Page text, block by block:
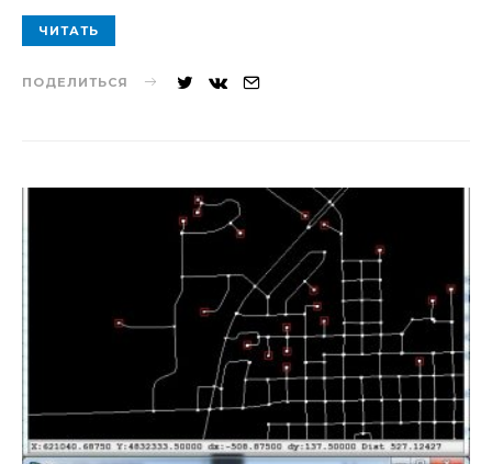
ЧИТАТЬ
ПОДЕЛИТЬСЯ